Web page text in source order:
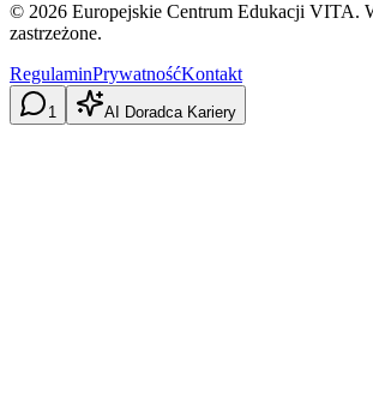
© 2026 Europejskie Centrum Edukacji VITA.
zastrzeżone.
RegulaminPrywatnośćKontakt
1 AI Doradca Kariery